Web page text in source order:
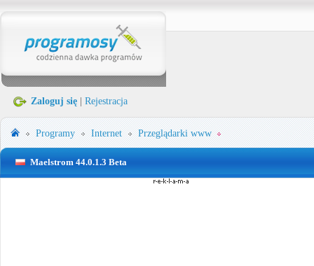
Zaloguj się Rejestracja
Programy Internet Przeglądarki www
Maelstrom 44.0.1.3 Beta